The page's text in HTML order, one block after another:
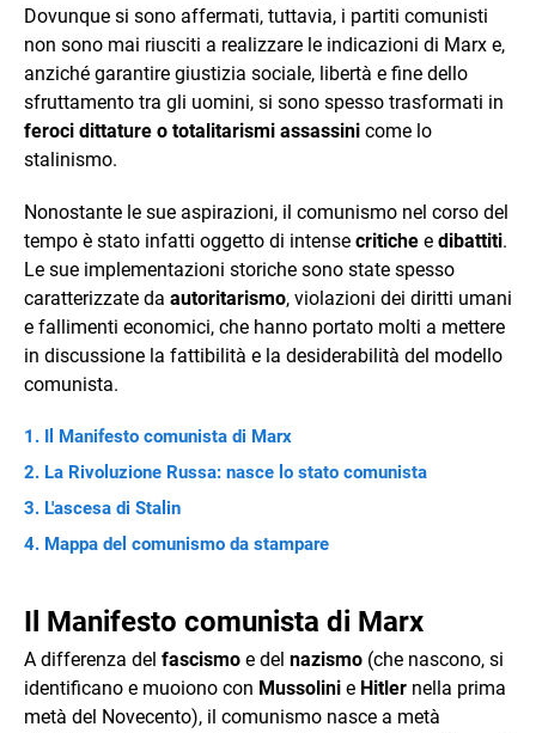
Dovunque si sono affermati, tuttavia, i partiti comunisti
non sono mai riusciti a realizzare le indicazioni di Marx e,
anziché garantire giustizia sociale, libertà e fine dello
sfruttamento tra gli uomini, si sono spesso trasformati in
feroci dittature o totalitarismi assassini come lo
stalinismo.
Nonostante le sue aspirazioni, il comunismo nel corso del
tempo è stato infatti oggetto di intense critiche e dibattiti.
Le sue implementazioni storiche sono state spesso
caratterizzate da autoritarismo, violazioni dei diritti umani
e fallimenti economici, che hanno portato molti a mettere
in discussione la fattibilità e la desiderabilità del modello
comunista.
Il Manifesto comunista di Marx
La Rivoluzione Russa: nasce lo stato comunista
L'ascesa di Stalin
Mappa del comunismo da stampare
Il Manifesto comunista di Marx
A differenza del fascismo e del nazismo (che nascono, si
identificano e muoiono con Mussolini e Hitler nella prima
metà del Novecento), il comunismo nasce a metà